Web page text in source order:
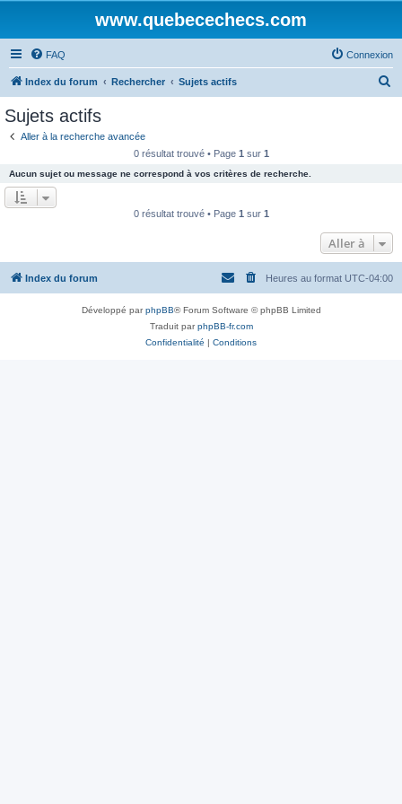
www.quebecechecs.com
FAQ Connexion
Index du forum Rechercher Sujets actifs
e
r
Sujets actifs
Aller à la recherche avancée
0 résultat trouvé • Page 1 sur 1
Aucun sujet ou message ne correspond à vos critères de recherche.
0 résultat trouvé • Page 1 sur 1
Aller à
Index du forum Heures au format UTC-04:00
Développé parphpBB® Forum Software © phpBB Limited
Traduit parphpBB-fr.com
Confidentialité | Conditions